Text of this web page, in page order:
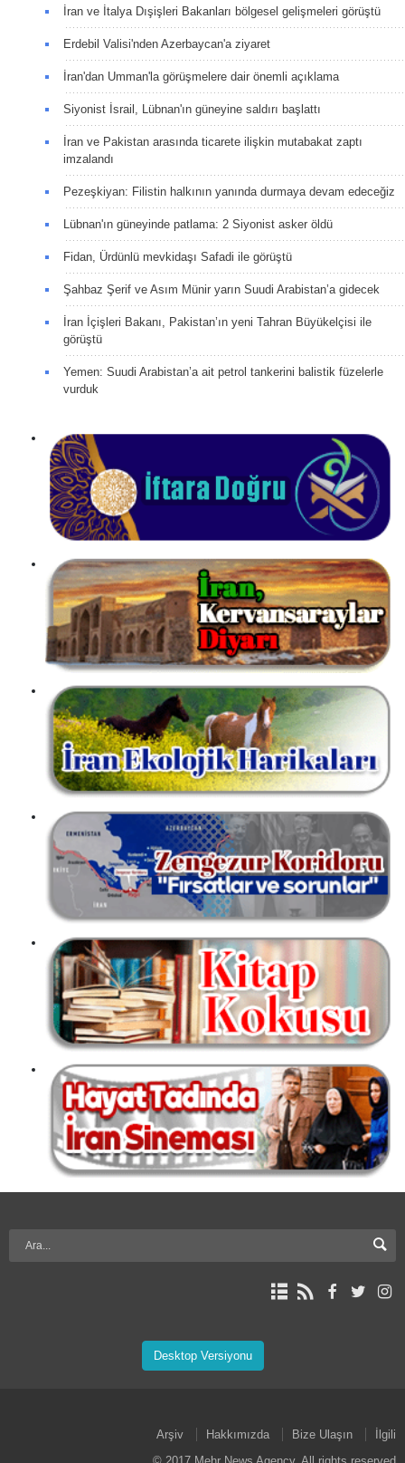
İran ve İtalya Dışişleri Bakanları bölgesel gelişmeleri görüştü
Erdebil Valisi'nden Azerbaycan'a ziyaret
İran'dan Umman'la görüşmelere dair önemli açıklama
Siyonist İsrail, Lübnan'ın güneyine saldırı başlattı
İran ve Pakistan arasında ticarete ilişkin mutabakat zaptı
imzalandı
Pezeşkiyan: Filistin halkının yanında durmaya devam edeceğiz
Lübnan'ın güneyinde patlama: 2 Siyonist asker öldü
Fidan, Ürdünlü mevkidaşı Safadi ile görüştü
Şahbaz Şerif ve Asım Münir yarın Suudi Arabistan’a gidecek
İran İçişleri Bakanı, Pakistan’ın yeni Tahran Büyükelçisi ile
görüştü
Yemen: Suudi Arabistan’a ait petrol tankerini balistik füzelerle
vurduk
Desktop Versiyonu
Arşiv Hakkımızda Bize Ulaşın
İlgili